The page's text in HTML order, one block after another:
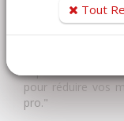
et écoles.
L'avis du
concilier
pour réduire vos
pro."
Tout